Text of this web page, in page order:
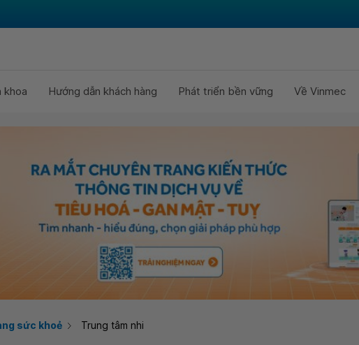
khoa Hướng dẫn khách hàng Phát triển bền vững Về Vinmec
sức khoẻ Trung tâm nhi